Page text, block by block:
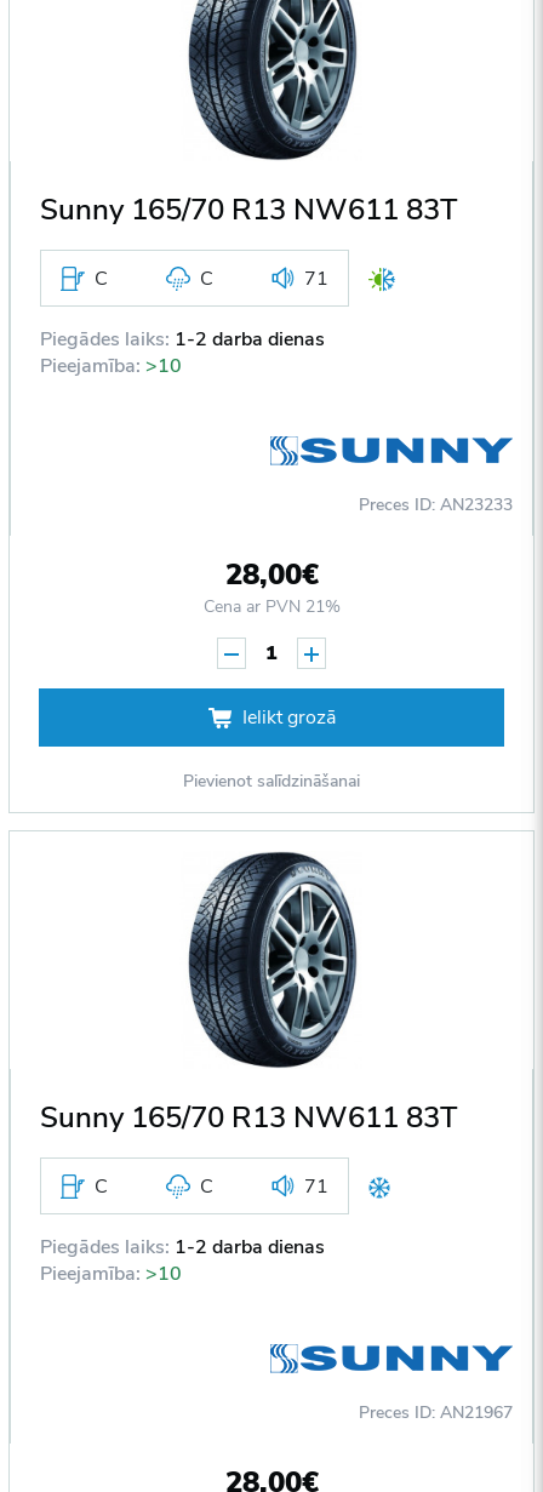
Sunny 165/70 R13 NW611 83T
C C 71
Piegādes laiks: 1-2 darba dienas
Pieejamība: >10
Preces ID: AN23233
28,00€
Cena ar PVN 21%
1
Ielikt grozā
Pievienot salīdzināšanai
Sunny 165/70 R13 NW611 83T
C C 71
Piegādes laiks: 1-2 darba dienas
Pieejamība: >10
Preces ID: AN21967
28,00€